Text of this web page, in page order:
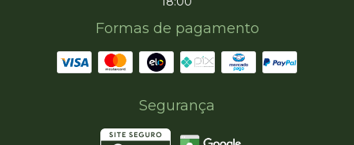
Formas de pagamento
Segurança